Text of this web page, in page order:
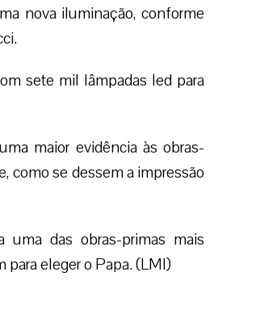
nova iluminação, conforme
sete mil lâmpadas led para
maior evidência às obras-
como se dessem a impressão
das obras-primas mais
para eleger o Papa. (LMI)